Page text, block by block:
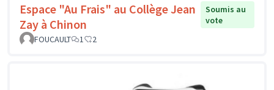
Espace "Au Frais" au Collège Jean
Zay à Chinon
Soumis au
vote
FOUCAULT
1 2